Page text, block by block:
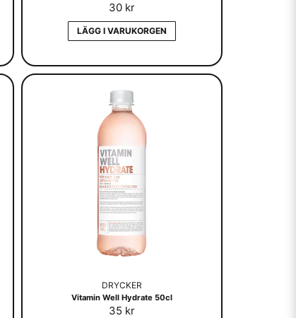
30 kr
LÄGG I VARUKORGEN
DRYCKER
Vitamin Well Hydrate 50cl
35 kr